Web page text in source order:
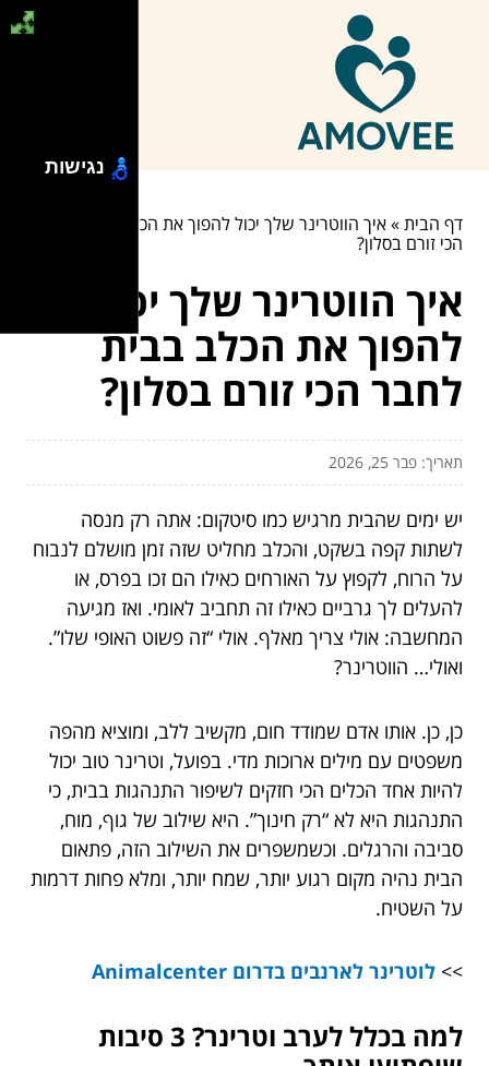
דף הבית»איך הווטרינר שלך יכול להפוך את הכלב בבית לחבר
הכי זורם בסלון?
איך הווטרינר שלך יכול
להפוך את הכלב בבית
לחבר הכי זורם בסלון?
תאריך: פבר 25, 2026
יש ימים שהבית מרגיש כמו סיטקום: אתה רק מנסה
לשתות קפה בשקט, והכלב מחליט שזה זמן מושלם לנבוח
על הרוח, לקפוץ על האורחים כאילו הם זכו בפרס, או
להעלים לך גרביים כאילו זה תחביב לאומי. ואז מגיעה
המחשבה: אולי צריך מאלף. אולי “זה פשוט האופי שלו”.
ואולי… הווטרינר?
כן, כן. אותו אדם שמודד חום, מקשיב ללב, ומוציא מהפה
משפטים עם מילים ארוכות מדי. בפועל, וטרינר טוב יכול
להיות אחד הכלים הכי חזקים לשיפור התנהגות בבית, כי
התנהגות היא לא “רק חינוך”. היא שילוב של גוף, מוח,
סביבה והרגלים. וכשמשפרים את השילוב הזה, פתאום
הבית נהיה מקום רגוע יותר, שמח יותר, ומלא פחות דרמות
על השטיח.
>> לוטרינר לארנבים בדרום Animalcenter
למה בכלל לערב וטרינר? 3 סיבות
נגישות